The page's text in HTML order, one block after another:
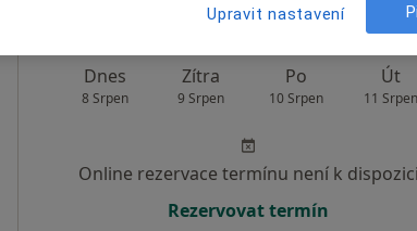
Dnes
8 Srpen
Zítra
9 Srpen
Po
10 Srpen
Út
11 Srpen
Online rezervace termínu není k dispozici
Rezervovat termín
Upravit nastavení